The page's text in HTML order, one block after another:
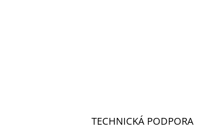
TECHNICKÁ PODPORA